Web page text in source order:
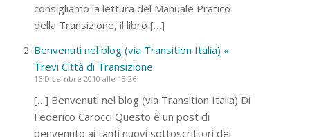
consigliamo la lettura del Manuale Pratico
della Transizione, il libro […]
Benvenuti nel blog (via Transition Italia) «
Trevi Città di Transizione
16 Dicembre 2010 alle 13:26
[…] Benvenuti nel blog (via Transition Italia) Di
Federico Carocci Questo è un post di
benvenuto ai tanti nuovi sottoscrittori del